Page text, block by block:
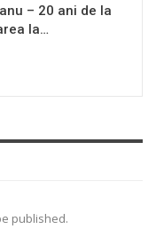
– 20 ani de la
la…
published.